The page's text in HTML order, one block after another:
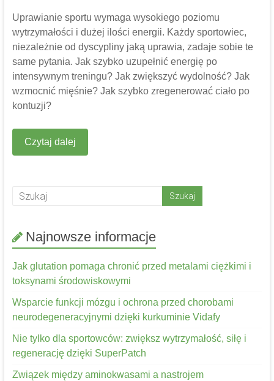
Uprawianie sportu wymaga wysokiego poziomu
wytrzymałości i dużej ilości energii. Każdy sportowiec,
niezależnie od dyscypliny jaką uprawia, zadaje sobie te
same pytania. Jak szybko uzupełnić energię po
intensywnym treningu? Jak zwiększyć wydolność? Jak
wzmocnić mięśnie? Jak szybko zregenerować ciało po
kontuzji?
Czytaj dalej
Najnowsze informacje
Jak glutation pomaga chronić przed metalami ciężkimi i
toksynami środowiskowymi
Wsparcie funkcji mózgu i ochrona przed chorobami
neurodegeneracyjnymi dzięki kurkuminie Vidafy
Nie tylko dla sportowców: zwiększ wytrzymałość, siłę i
regenerację dzięki SuperPatch
Związek między aminokwasami a nastrojem